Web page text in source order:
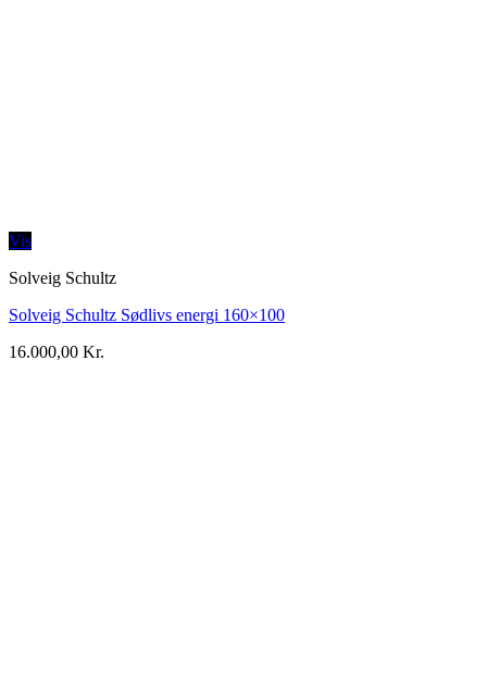
Vis
Solveig Schultz
Solveig Schultz Sødlivs energi 160×100
16.000,00 Kr.